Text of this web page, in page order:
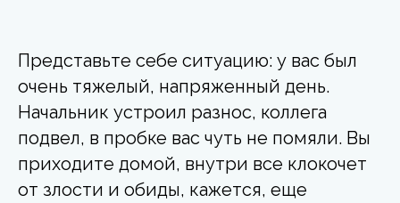
Представьте себе ситуацию: у вас был
очень тяжелый, напряженный день.
Начальник устроил разнос, коллега
подвел, в пробке вас чуть не помяли. Вы
приходите домой, внутри все клокочет
от злости и обиды, кажется, еще